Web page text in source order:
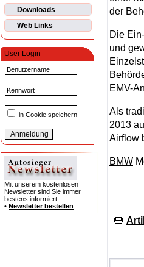
Downloads
Web Links
User Login
Benutzername
Kennwort
in Cookie speichern
Mit unserem kostenlosen
Newsletter sind Sie immer
bestens informiert.
• Newsletter bestellen
der
Die
und
EMV-
Als
2013
Airflow
BMW